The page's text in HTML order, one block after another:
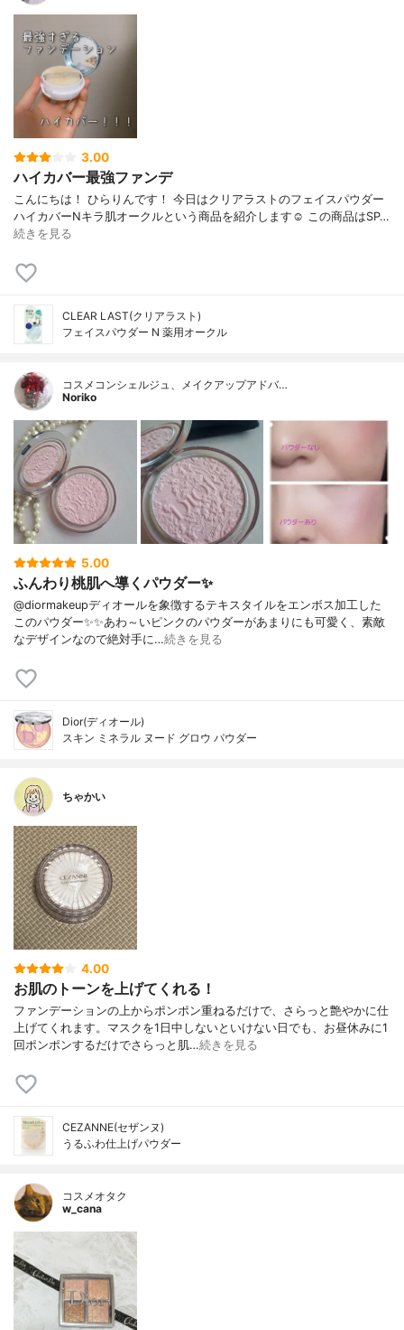
3.00
ハイカバー最強ファンデ
こんにちは！ ひらりんです！ 今日はクリアラストのフェイスパウダー
ハイカバーNキラ肌オークルという商品を紹介します☺️ この商品はSP…
続きを見る
CLEAR LAST(クリアラスト)
フェイスパウダー N 薬用オークル
コスメコンシェルジュ、メイクアップアドバ…
Noriko
5.00
ふんわり桃肌へ導くパウダー✨
@diormakeupディオールを象徴するテキスタイルをエンボス加工した
このパウダー✨✨あわ～いピンクのパウダーがあまりにも可愛く、素敵
なデザインなので絶対手に…続きを見る
Dior(ディオール)
スキン ミネラル ヌード グロウ パウダー
ちゃかい
4.00
お肌のトーンを上げてくれる！
ファンデーションの上からポンポン重ねるだけで、さらっと艶やかに仕
上げてくれます。マスクを1日中しないといけない日でも、お昼休みに1
回ポンポンするだけでさらっと肌…続きを見る
CEZANNE(セザンヌ)
うるふわ仕上げパウダー
コスメオタク
w_cana